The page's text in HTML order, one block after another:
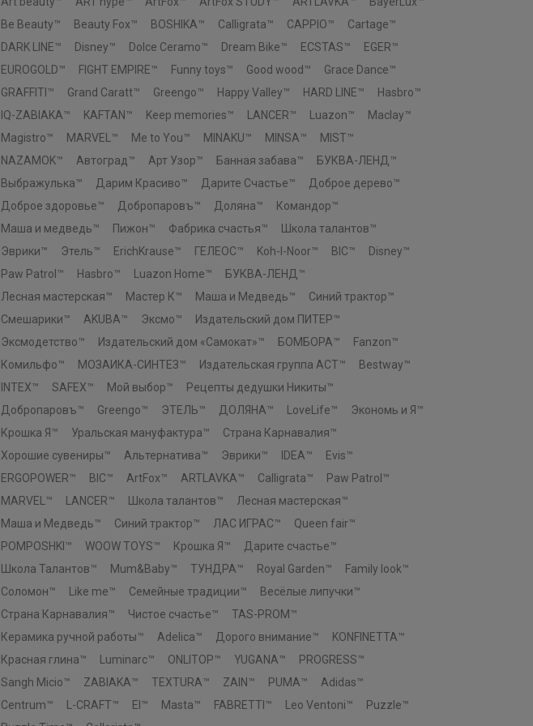
Be Beauty™
Beauty Fox™ BOSHIKA™ Calligrata™ CAPPIO™
Cartage™
DARK LINE™
Disney™ Dolce Ceramo™ Dream Bike™ ECSTAS™
EGER™
EUROGOLD™
FIGHT EMPIRE™ Funny toys™ Good wood™
Grace Dance™
GRAFFITI™
Grand Caratt™ Greengo™ Happy Valley™ HARD LINE™
Hasbro™
IQ-ZABIAKA™
KAFTAN™ Keep memories™ LANCER™ Luazon™
Maclay™
Magistro™
MARVEL™ Me to You™ MINAKU™ MINSA™
MIST™
NAZAMOK™
Автоград™ Арт Узор™ Банная забава™
БУКВА-ЛЕНД™
Выбражулька™
Дарим Красиво™ Дарите Счастье™
Доброе дерево™
Доброе здоровье™
Добропаровъ™ Доляна™
Командор™
Маша и медведь™
Пижон™ Фабрика счастья™
Школа талантов™
Эврики™
Этель™ ErichKrause™ ГЕЛЕОС™ Koh-I-Noor™ BIC™
Disney™
Paw Patrol™
Hasbro™ Luazon Home™
БУКВА-ЛЕНД™
Лесная мастерская™
Мастер К™ Маша и Медведь™
Синий трактор™
Смешарики™
AKUBA™ Эксмо™
Издательский дом ПИТЕР™
Эксмодетство™
Издательский дом «Самокат»™ БОМБОРА™
Fanzon™
Комильфо™
МОЗАИКА-СИНТЕЗ™ Издательская группа АСТ™
Bestway™
INTEX™
SAFEX™ Мой выбор™
Рецепты дедушки Никиты™
Добропаровъ™
Greengo™ ЭТЕЛЬ™ ДОЛЯНА™ LoveLife™
Экономь и Я™
Крошка Я™
Уральская мануфактура™
Страна Карнавалия™
Хорошие сувениры™
Альтернатива™ Эврики™ IDEA™
Evis™
ERGOPOWER™
BIC™ ArtFox™ ARTLAVKA™ Calligrata™
Paw Patrol™
MARVEL™
LANCER™ Школа талантов™
Лесная мастерская™
Маша и Медведь™
Синий трактор™ ЛАС ИГРАС™
Queen fair™
POMPOSHKI™
WOOW TOYS™ Крошка Я™
Дарите счастье™
Школа Талантов™
Mum&Baby™ ТУНДРА™ Royal Garden™
Family look™
Соломон™
Like me™ Семейные традиции™
Весёлые липучки™
Страна Карнавалия™
Чистое счастье™
TAS-PROM™
Керамика ручной работы™
Adelica™ Дорого внимание™
KONFINETTA™
Красная глина™
Luminarc™ ONLITOP™ YUGANA™
PROGRESS™
Sangh Micio™
ZABIAKA™ TEXTURA™ ZAIN™ PUMA™
Adidas™
Centrum™
L-CRAFT™ El™ Masta™ FABRETTI™ Leo Ventoni™
Puzzle™